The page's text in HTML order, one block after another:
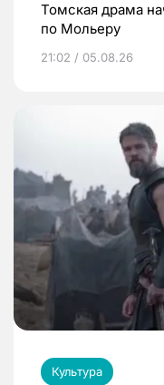
Томская драма
по Мольеру
21:02 / 05.08.26
Культура